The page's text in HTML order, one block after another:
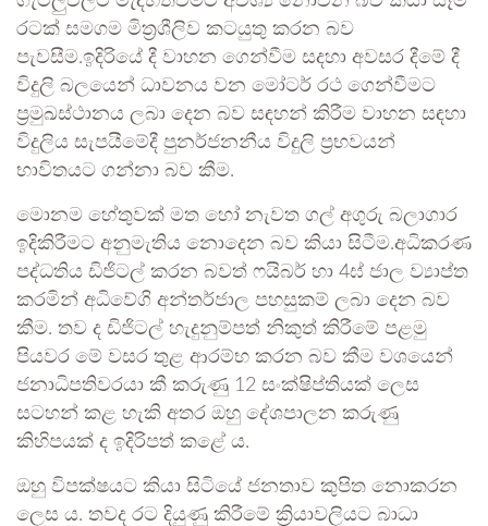
රටක් සමගම මිත්‍රශීලිව කටයුතු කරන බව
පැවසීම.ඉදිරියේ දී වාහන ගෙන්වීම සදහා අවසර දීමේ දී
විදුලි බලයෙන් ධාවනය වන මෝටර් රථ ගෙන්වීමට
ප්‍රමුඛස්ථානය ලබා දෙන බව සඳහන් කිරීම වාහන සඳහා
විදුලිය සැපයීමේදී පුනර්ජනනීය විදුලි ප්‍රභවයන්
භාවිතයට ගන්නා බව කීම.
මොනම හේතුවක් මත හෝ නැවත ගල් අගුරු බලාගාර
ඉදිකිරීමට අනුමැතිය නොදෙන බව කියා සිටීම.අධිකරණ
පද්ධතිය ඩිජිටල් කරන බවත් ෆයිබර් හා 4ඝ් ජාල ව්‍යාප්ත
කරමින් අධිවේගි අන්තර්ජාල පහසුකම් ලබා දෙන බව
කීම. තව ද ඩිජිටල් හැදුනුම්පත් නිකුත් කිරීමේ පළමු
පියවර මේ වසර තුළ ආරම්භ කරන බව කීම වශයෙන්
ජනාධිපතිවරයා කී කරුණු 12 සංක්ෂිප්තියක් ලෙස
සටහන් කළ හැකි අතර ඔහු දේශපාලන කරුණු
කිහිපයක් ද ඉදිරිපත් කළේ ය.
ඔහු විපක්ෂයට කියා සිටියේ ජනතාව කුපිත නොකරන
ලෙස ය. තවද රට දියුණු කිරීමේ ක්‍රියාවලියට බාධා